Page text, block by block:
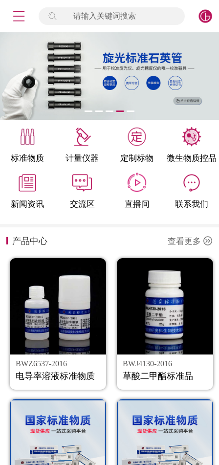
请输入关键词搜索
标准物质 计量仪器 定制标物 微生物质控品
新闻资讯 交流区 直播间 联系我们
产品中心 查看更多
BWZ6537-2016
电导率溶液标准物质
BWJ4130-2016
草酸二甲酯标准品
签到
标准物质
产品专项
微生物检测/质控品
定制标物
定制仪器
新闻资讯
公司主页
购物车
会员中心
联系我们
返回主页